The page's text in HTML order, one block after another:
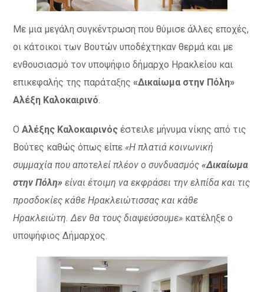
Με μια μεγάλη συγκέντρωση που θύμισε άλλες εποχές,
οι κάτοικοι των Βουτών υποδέχτηκαν θερμά και με
ενθουσιασμό τον υποψήφιο δήμαρχο Ηρακλείου και
επικεφαλής της παράταξης «Δικαίωμα στην Πόλη»
Αλέξη Καλοκαιρινό
ΟΑλέξης Καλοκαιρινός έστειλε μήνυμα νίκης από τις
Βούτες καθώς όπως είπε «Η πλατιά κοινωνική
συμμαχία που αποτελεί πλέον ο συνδυασμός«Δικαίωμα
στην Πόλη»είναι έτοιμη να εκφράσει την ελπίδα και τις
προσδοκίες κάθε Ηρακλειώτισσας και κάθε
Ηρακλειώτη. Δεν θα τους διαψεύσουμε» κατέληξε ο
υποψήφιος Δήμαρχος.